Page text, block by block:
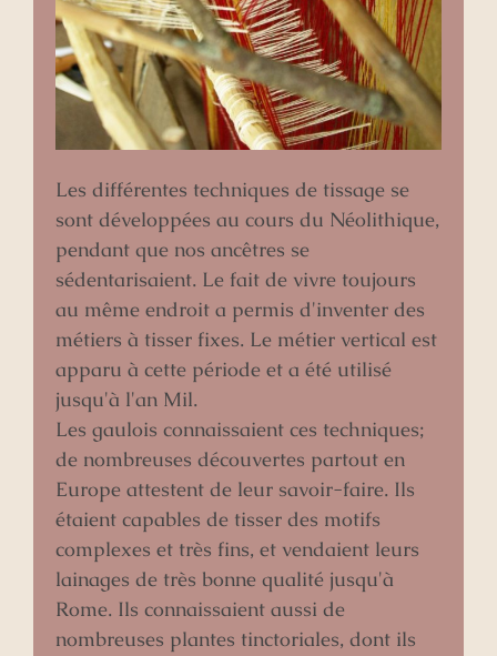
Les différentes techniques de tissage se
sont développées au cours du Néolithique,
pendant que nos ancêtres se
sédentarisaient. Le fait de vivre toujours
au même endroit a permis d'inventer des
métiers à tisser fixes. Le métier vertical est
apparu à cette période et a été utilisé
jusqu'à l'an Mil.
Les gaulois connaissaient ces techniques;
de nombreuses découvertes partout en
Europe attestent de leur savoir-faire. Ils
étaient capables de tisser des motifs
complexes et très fins, et vendaient leurs
lainages de très bonne qualité jusqu'à
Rome. Ils connaissaient aussi de
nombreuses plantes tinctoriales, dont ils